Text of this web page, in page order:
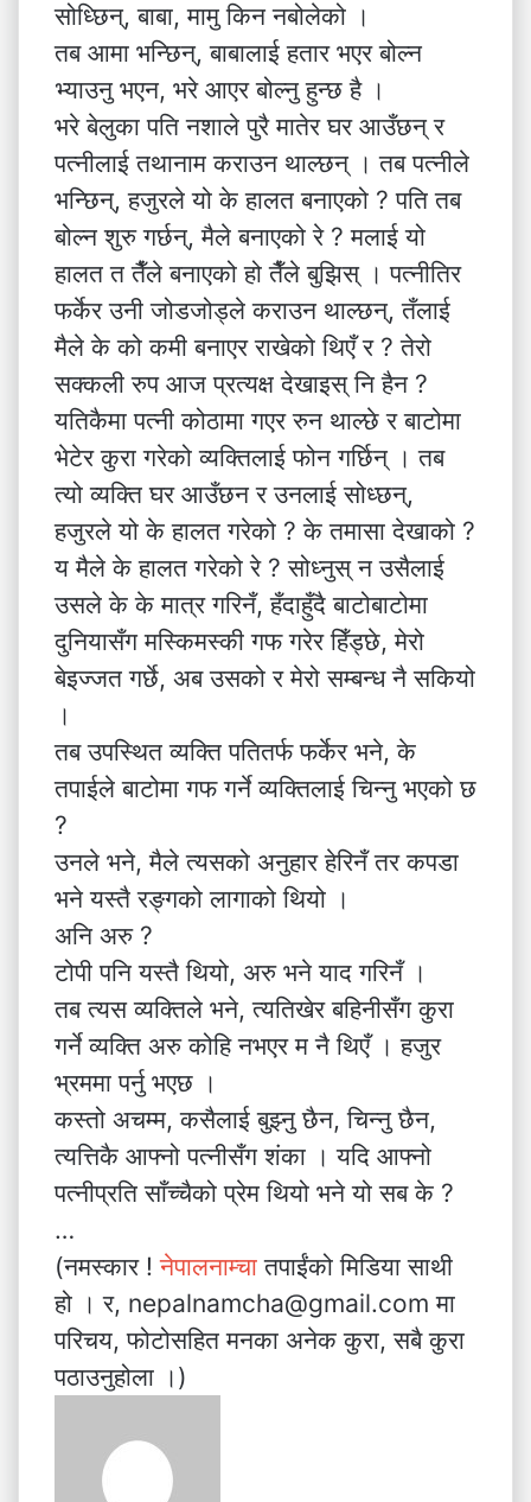
सोध्छिन्, बाबा, मामु किन नबोलेको ।
तब आमा भन्छिन्, बाबालाई हतार भएर बोल्न
भ्याउनु भएन, भरे आएर बोल्नु हुन्छ है ।
भरे बेलुका पति नशाले पुरै मातेर घर आउँछन् र
पत्नीलाई तथानाम कराउन थाल्छन् । तब पत्नीले
भन्छिन्, हजुरले यो के हालत बनाएको ? पति तब
बोल्न शुरु गर्छन्, मैले बनाएको रे ? मलाई यो
हालत त तैँले बनाएको हो तैँले बुझिस् । पत्नीतिर
फर्केर उनी जोडजोड्ले कराउन थाल्छन्, तँलाई
मैले के को कमी बनाएर राखेको थिएँ र ? तेरो
सक्कली रुप आज प्रत्यक्ष देखाइस् नि हैन ?
यतिकैमा पत्नी कोठामा गएर रुन थाल्छे र बाटोमा
भेटेर कुरा गरेको व्यक्तिलाई फोन गर्छिन् । तब
त्यो व्यक्ति घर आउँछन र उनलाई सोध्छन्,
हजुरले यो के हालत गरेको ? के तमासा देखाको ?
य मैले के हालत गरेको रे ? सोध्नुस् न उसैलाई
उसले के के मात्र गरिनँ, हँदाहुँदै बाटोबाटोमा
दुनियासँग मस्किमस्की गफ गरेर हिँड्छे, मेरो
बेइज्जत गर्छे, अब उसको र मेरो सम्बन्ध नै सकियो
।
तब उपस्थित व्यक्ति पतितर्फ फर्केर भने, के
तपाईले बाटोमा गफ गर्ने व्यक्तिलाई चिन्नु भएको छ
?
उनले भने, मैले त्यसको अनुहार हेरिनँ तर कपडा
भने यस्तै रङ्गको लागाको थियो ।
अनि अरु ?
टोपी पनि यस्तै थियो, अरु भने याद गरिनँ ।
तब त्यस व्यक्तिले भने, त्यतिखेर बहिनीसँग कुरा
गर्ने व्यक्ति अरु कोहि नभएर म नै थिएँ । हजुर
भ्रममा पर्नु भएछ ।
कस्तो अचम्म, कसैलाई बुझ्नु छैन, चिन्नु छैन,
त्यत्तिकै आफ्नो पत्नीसँग शंका । यदि आफ्नो
पत्नीप्रति साँच्चैको प्रेम थियो भने यो सब के ?
…
(नमस्कार !नेपालनाम्चातपाईंको मिडिया साथी
हो । र, nepalnamcha@gmail.com मा
परिचय, फोटोसहित मनका अनेक कुरा, सबै कुरा
पठाउनुहोला ।)